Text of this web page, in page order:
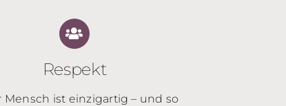
Respekt
Mensch ist einzigartig – und so